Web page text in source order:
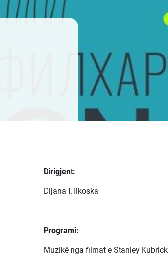
Dirigjent:
Dijana I. Ilkoska
Programi:
Muzikë nga filmat e Stanley Kubrick